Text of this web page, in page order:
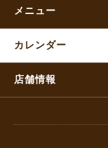
メニュー
カレンダー
店舗情報